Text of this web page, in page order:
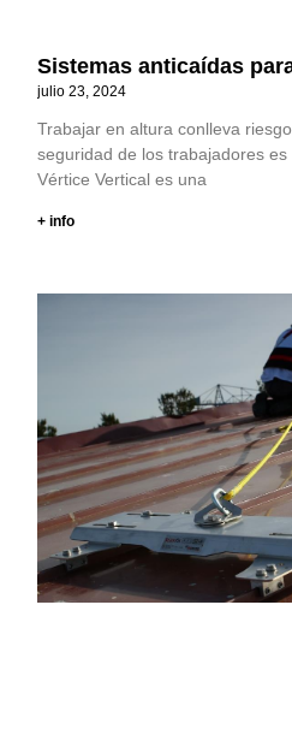
Sistemas anticaídas
julio 23, 2024
Trabajar en altura conlleva
seguridad de los trabajadores es
Vértice Vertical es una
+ info